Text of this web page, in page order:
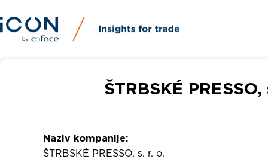
ŠTRBSKÉ
Naziv kompanije:
ŠTRBSKÉ PRESSO, s. r. o.